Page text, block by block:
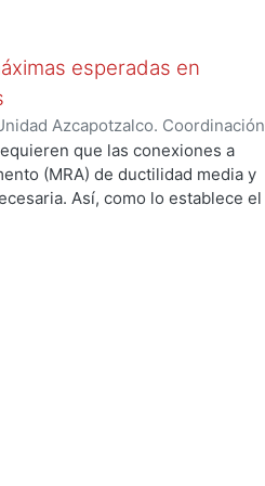
esperadas en
Azcapotzalco. Coordinación
Sandra que las conexiones a
(MRA) de ductilidad media y
Así, como lo establece el